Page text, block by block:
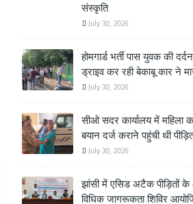
संस्कृति
July 30, 2026
होमगार्ड भर्ती पास युवक की
ड्राइव कर रही बेकाबू कार ने
July 30, 2026
सीओ सदर कार्यालय में महिला
बयान दर्ज कराने पहुंची थी
July 30, 2026
झांसी में एसिड अटैक पीड़ितों के
विधिक जागरूकता शिविर